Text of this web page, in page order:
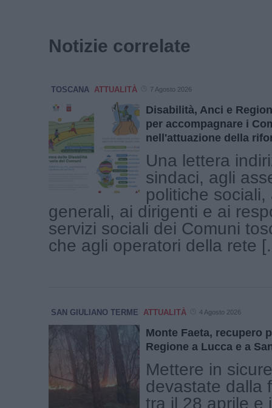
Notizie correlate
TOSCANA ATTUALITÀ 7 Agosto 2026
Disabilità, Anci e
per accompagnare i
nell'attuazione della
Una lettera
sindaci, agli
politiche sociali,
generali, ai dirigenti e ai
servizi sociali dei Comuni
che agli operatori della rete
SAN GIULIANO TERME ATTUALITÀ 4 Agosto 2026
Monte Faeta, recupero
Regione a Lucca e a
Mettere in
devastate dalla
tra il 28 aprile e